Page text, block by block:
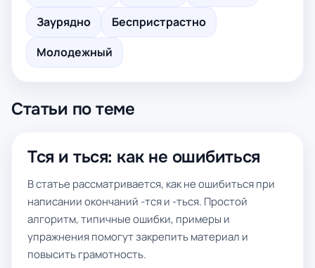
Заурядно
Беспристрастно
Молодежный
Статьи по теме
Тся и ться: как не ошибиться
В статье рассматривается, как не ошибиться при
написании окончаний -тся и -ться. Простой
алгоритм, типичные ошибки, примеры и
упражнения помогут закрепить материал и
повысить грамотность.